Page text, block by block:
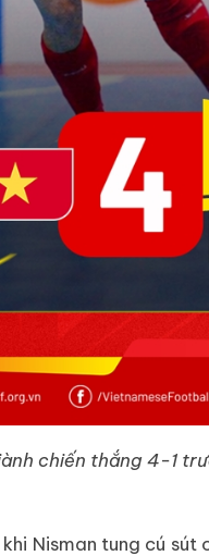
chiến thắng 4-1
Nisman tung cú